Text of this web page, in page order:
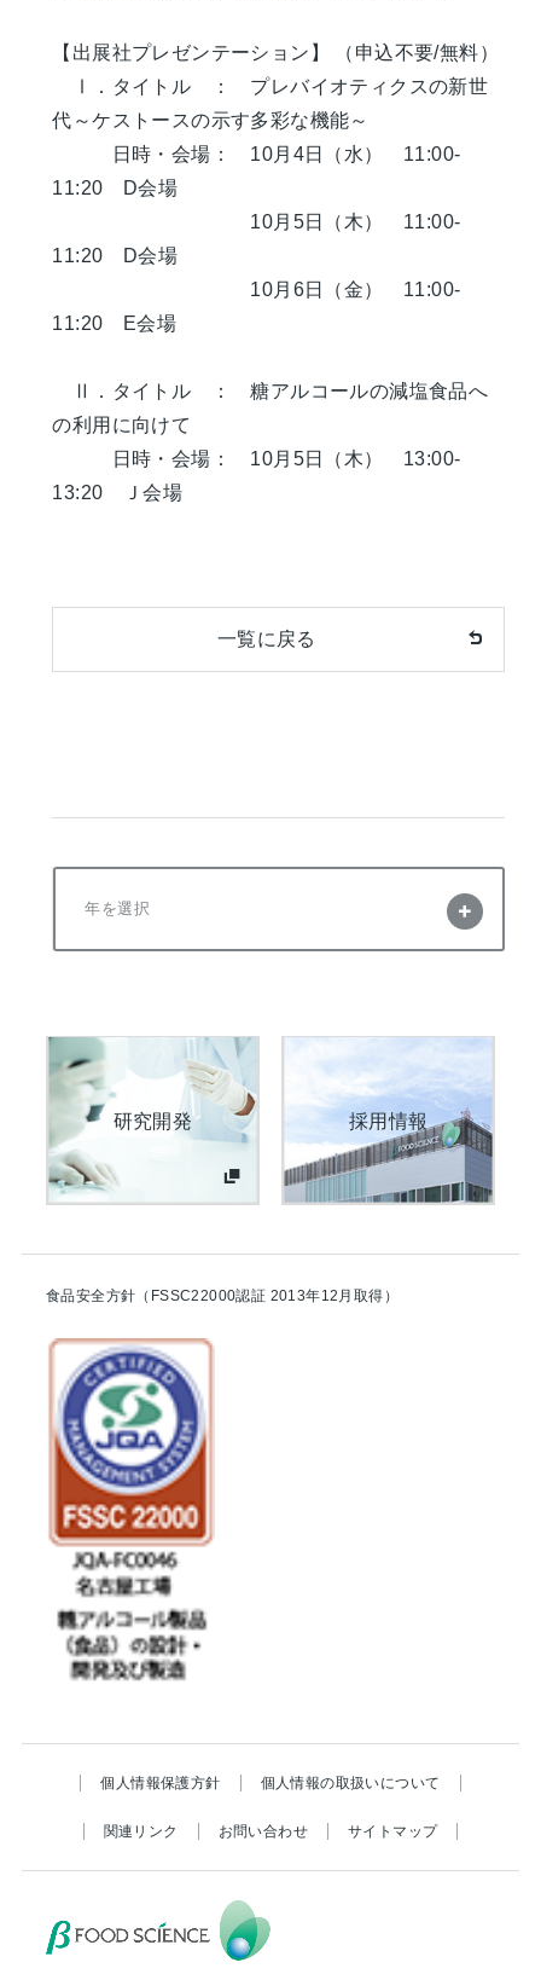
【出展社プレゼンテーション】 （申込不要/無料）
Ⅰ．タイトル ： プレバイオティクスの新世
代～ケストースの示す多彩な機能～
日時・会場： 10月4日（水） 11:00-
11:20 D会場
10月5日（木） 11:00-
11:20 D会場
10月6日（金） 11:00-
11:20 E会場
Ⅱ．タイトル ： 糖アルコールの減塩食品へ
の利用に向けて
日時・会場： 10月5日（木） 13:00-
13:20 Ｊ会場
一覧に戻る
年を選択
研究開発 採用情報
食品安全方針（FSSC22000認証 2013年12月取得）
個人情報保護方針 個人情報の取扱いについて
関連リンク お問い合わせ サイトマップ